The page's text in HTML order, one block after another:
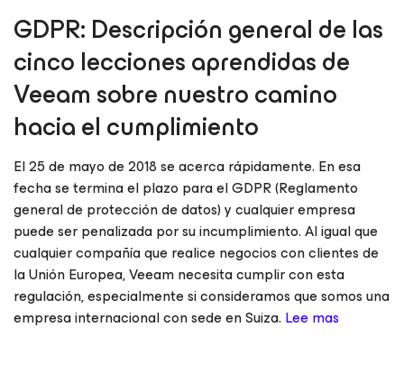
GDPR: Descripción general de las
cinco lecciones aprendidas de
Veeam sobre nuestro camino
hacia el cumplimiento
El 25 de mayo de 2018 se acerca rápidamente. En esa
fecha se termina el plazo para el GDPR (Reglamento
general de protección de datos) y cualquier empresa
puede ser penalizada por su incumplimiento. Al igual que
cualquier compañía que realice negocios con clientes de
la Unión Europea, Veeam necesita cumplir con esta
regulación, especialmente si consideramos que somos una
empresa internacional con sede en Suiza. Lee mas